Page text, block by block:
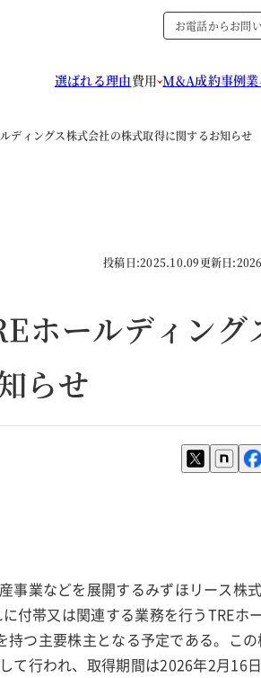
お電話からお問
選ばれる理由費用 M&A成約事例
ディングス株式会社の株式取得に関するお知らせ
投稿日:2025.10.09更新日:
ホールディング
らせ
事業などを展開するみずほリース株
付帯又は関連する業務を行うTREホ
つ主要株主となる予定である。こ
て行われ、取得期間は2026年2月16